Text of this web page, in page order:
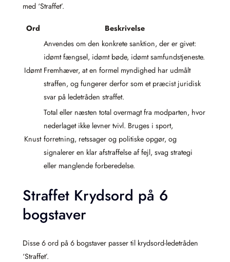
med ‘Straffet’.
Ord Beskrivelse
Idømt
Anvendes om den konkrete sanktion, der er givet:
idømt fængsel, idømt bøde, idømt samfundstjeneste.
Fremhæver, at en formel myndighed har udmålt
straffen, og fungerer derfor som et præcist juridisk
svar på ledetråden straffet.
Knust
Total eller næsten total overmagt fra modparten, hvor
nederlaget ikke levner tvivl. Bruges i sport,
forretning, retssager og politiske opgør, og
signalerer en klar afstraffelse af fejl, svag strategi
eller manglende forberedelse.
Straffet Krydsord på 6
bogstaver
Disse 6 ord på 6 bogstaver passer til krydsord-ledetråden
‘Straffet’.